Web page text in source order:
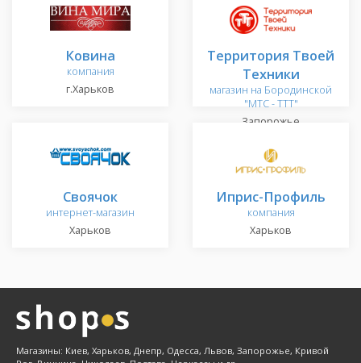
Ковина
компания
г.Харьков
Территория Твоей
Техники
магазин на Бородинской
"МТС - TTT"
Запорожье
Своячок
интернет-магазин
Харьков
Иприс-Профиль
компания
Харьков
Магазины: Киев, Харьков, Днепр, Одесса, Львов, Запорожье, Кривой